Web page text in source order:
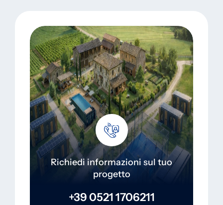
Richiedi informazioni sul tuo
progetto
+39 0521 1706211